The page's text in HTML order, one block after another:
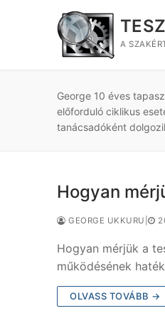
A
George 10 éves
előforduló ciklikus
tanácsadóként
Hogyan
GEORGE UKKURU
Hogyan mérjük a
működésének
OLVASS TOVÁBB →